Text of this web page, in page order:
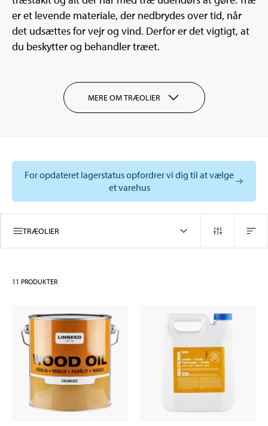
er et levende materiale, der nedbrydes over tid, når
det udsættes for vejr og vind. Derfor er det vigtigt, at
du beskytter og behandler træet.
MERE OM TRÆOLIER
For opdateret lagerstatus opfordrer vi dig til at vælge
et varehus
TRÆOLIER
11 PRODUKTER